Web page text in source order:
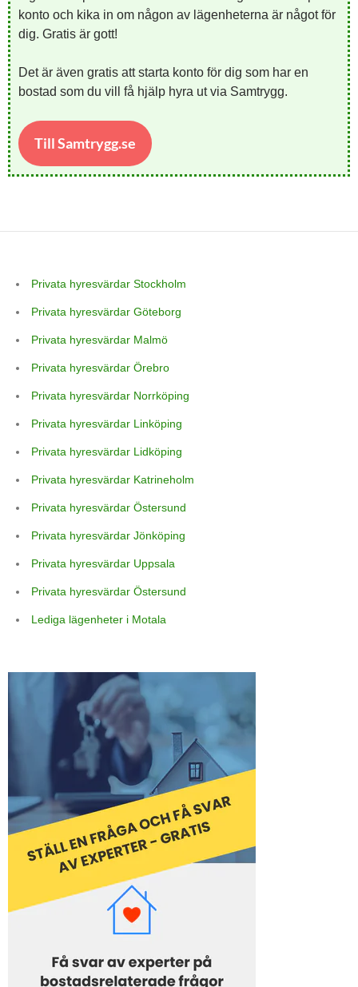
konto och kika in om någon av lägenheterna är något för
dig. Gratis är gott!
Det är även gratis att starta konto för dig som har en
bostad som du vill få hjälp hyra ut via Samtrygg.
Till Samtrygg.se
Privata hyresvärdar Stockholm
Privata hyresvärdar Göteborg
Privata hyresvärdar Malmö
Privata hyresvärdar Örebro
Privata hyresvärdar Norrköping
Privata hyresvärdar Linköping
Privata hyresvärdar Lidköping
Privata hyresvärdar Katrineholm
Privata hyresvärdar Östersund
Privata hyresvärdar Jönköping
Privata hyresvärdar Uppsala
Privata hyresvärdar Östersund
Lediga lägenheter i Motala